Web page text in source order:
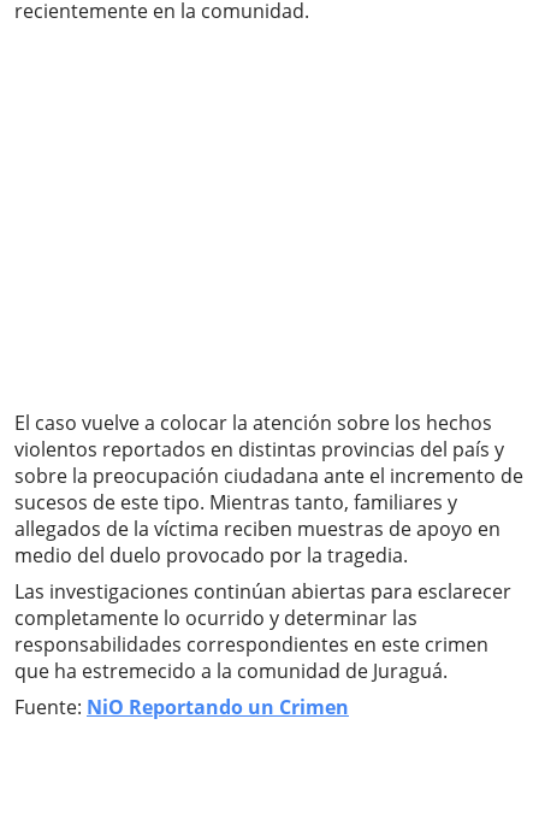
recientemente en la comunidad.
El caso vuelve a colocar la atención sobre los hechos
violentos reportados en distintas provincias del país y
sobre la preocupación ciudadana ante el incremento de
sucesos de este tipo. Mientras tanto, familiares y
allegados de la víctima reciben muestras de apoyo en
medio del duelo provocado por la tragedia.
Las investigaciones continúan abiertas para esclarecer
completamente lo ocurrido y determinar las
responsabilidades correspondientes en este crimen
que ha estremecido a la comunidad de Juraguá.
Fuente: NiO Reportando un Crimen